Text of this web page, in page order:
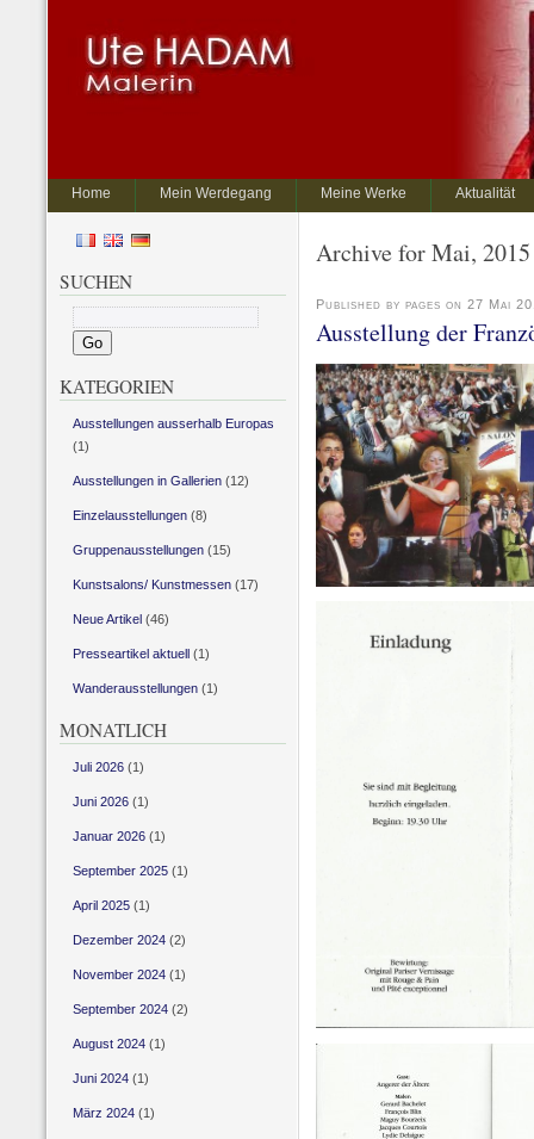
Home Mein Werdegang Meine Werke Aktualität
Archive for Mai, 2015
Published by pages on 27 Mai
Ausstellung der
SUCHEN
KATEGORIEN
Ausstellungen ausserhalb Europas
(1)
Ausstellungen in Gallerien(12)
Einzelausstellungen(8)
Gruppenausstellungen(15)
Kunstsalons/ Kunstmessen(17)
Neue Artikel(46)
Presseartikel aktuell(1)
Wanderausstellungen(1)
MONATLICH
Juli 2026(1)
Juni 2026(1)
Januar 2026(1)
September 2025(1)
April 2025(1)
Dezember 2024(2)
November 2024(1)
September 2024(2)
August 2024(1)
Juni 2024(1)
März 2024(1)